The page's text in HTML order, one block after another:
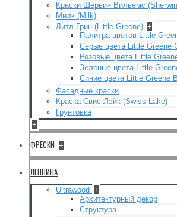
Краски Шервин Вильемс
Милк (Milk)
Литл Грин (Little Greene) +
Палитра цветов Little
Серые цвета Little Greene
Розовые цвета Little
Зеленые цвета Little
Синие цвета Little Greene
Фасадные краски
Краска Свис Лэйк (Swiss Lake)
Грунтовка
+
ФРЕСКИ +
ЛЕПНИНА
Ultrawood +
Архитектурный декор
Структура